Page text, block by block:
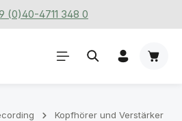
(0)40-4711 348 0
Kopfhörer und Verstärker